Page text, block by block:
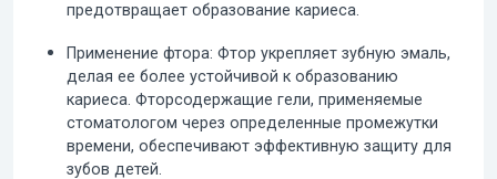
предотвращает образование кариеса.
Применение фтора: Фтор укрепляет зубную эмаль,
делая ее более устойчивой к образованию
кариеса. Фторсодержащие гели, применяемые
стоматологом через определенные промежутки
времени, обеспечивают эффективную защиту для
зубов детей.